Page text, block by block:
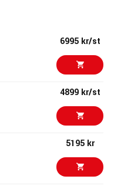
6995 kr/st
4899 kr/st
5195 kr